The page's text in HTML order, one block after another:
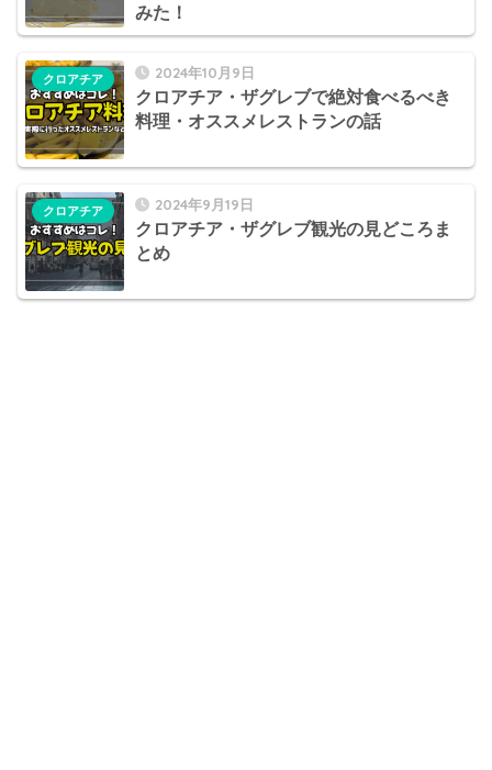
みた！
2024年10月9日
クロアチア・ザグレブで絶対食べるべき
料理・オススメレストランの話
クロアチア
2024年9月19日
クロアチア・ザグレブ観光の見どころま
とめ
クロアチア